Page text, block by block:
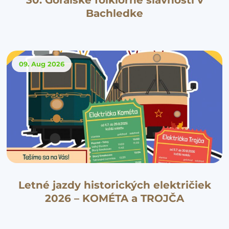
Bachledke
09. Aug 2026
Letné jazdy historických električiek
2026 – KOMÉTA a TROJČA